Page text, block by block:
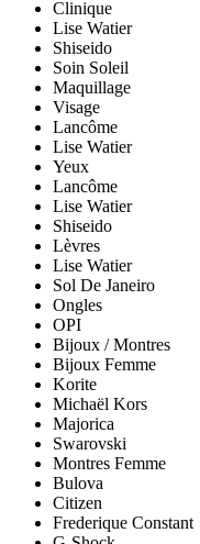
Clinique
Lise Watier
Shiseido
Soin Soleil
Maquillage
Visage
Lancôme
Lise Watier
Yeux
Lancôme
Lise Watier
Shiseido
Lèvres
Lise Watier
Sol De Janeiro
Ongles
OPI
Bijoux / Montres
Bijoux Femme
Korite
Michaël Kors
Majorica
Swarovski
Montres Femme
Bulova
Citizen
Frederique Constant